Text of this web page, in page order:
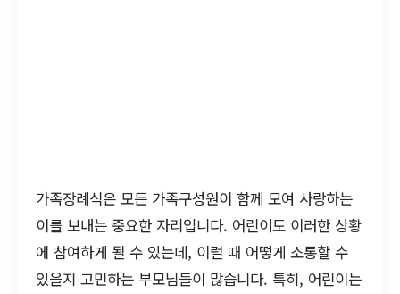
가족장례식은 모든 가족구성원이 함께 모여 사랑하는
이를 보내는 중요한 자리입니다. 어린이도 이러한 상황
에 참여하게 될 수 있는데, 이럴 때 어떻게 소통할 수
있을지 고민하는 부모님들이 많습니다. 특히, 어린이는